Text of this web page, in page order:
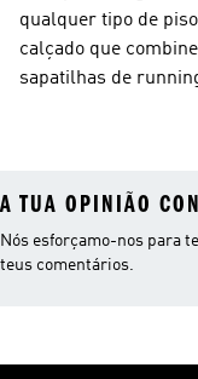
qualquer tipo de
calçado que
sapatilhas de
A TUA OPINIÃO
Nós esforçamo-nos para
teus comentários.